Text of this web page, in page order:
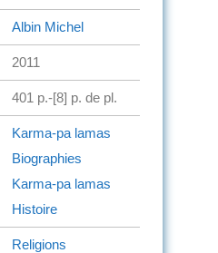
Albin Michel
2011
401 p.-[8] p. de pl.
Karma-pa lamas
Biographies
Karma-pa lamas
Histoire
Religions